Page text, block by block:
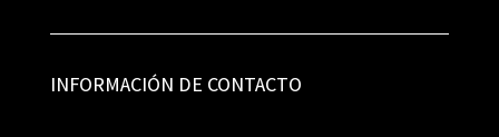
INFORMACIÓN DE CONTACTO